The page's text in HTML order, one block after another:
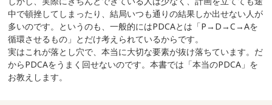
中で頓挫してしまったり、結局いつも通りの結果しか出せない人が
多いのです。というのも、一般的にはPDCAとは「P→D→C→Aを
循環させるもの」とだけ考えられているからです。
実はこれが落とし穴で、本当に大切な要素が抜け落ちています。だ
からPDCAをうまく回せないのです。本書では「本当のPDCA」を
お教えします。